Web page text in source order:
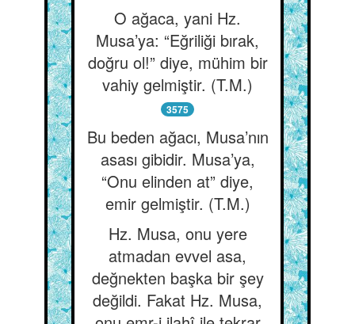
O ağaca, yani Hz.
Musa’ya: “Eğriliği bırak,
doğru ol!” diye, mühim bir
vahiy gelmiştir. (T.M.)
3575
Bu beden ağacı, Musa’nın
asası gibidir. Musa’ya,
“Onu elinden at” diye,
emir gelmiştir. (T.M.)
Hz. Musa, onu yere
atmadan evvel asa,
değnekten başka bir şey
değildi. Fakat Hz. Musa,